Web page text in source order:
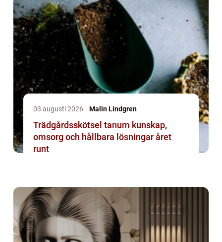
03 augusti 2026 Malin Lindgren
Trädgårdsskötsel tanum kunskap,
omsorg och hållbara lösningar året
runt